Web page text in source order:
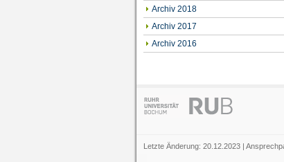
Archiv 2018
Archiv 2017
Archiv 2016
Letzte Änderung: 20.12.2023 |